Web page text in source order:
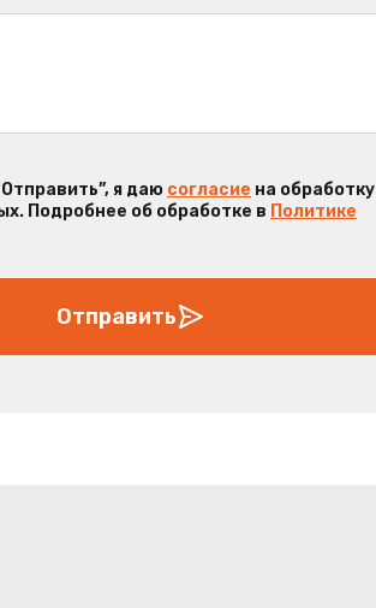
я даю согласие на обработку
Подробнее об обработке в Политике
Отправить